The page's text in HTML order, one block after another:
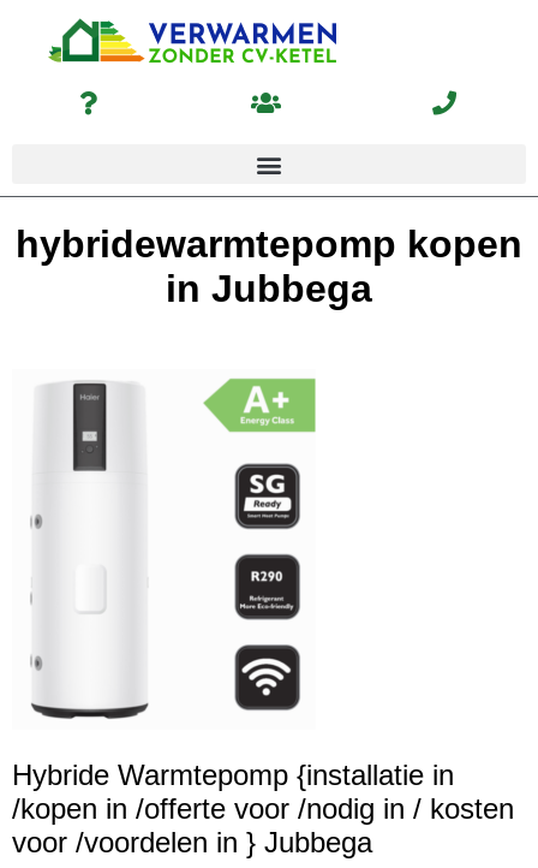
hybridewarmtepomp kopen
in Jubbega
Hybride Warmtepomp {installatie in
/kopen in /offerte voor /nodig in / kosten
voor /voordelen in } Jubbega